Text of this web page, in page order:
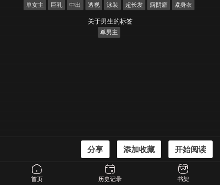
单女主 巨乳 中出 透视 泳装 超长发 露阴癖 紧身衣
关于男生的标签
单男主
[Haraita Sangyou (Shiro Paka)] Tokonatsu no Seihai (Xenoblade Chronicles 2)
[Chinese] [Digital]
分享 添加收藏 开始阅读
首页 历史记录 书架